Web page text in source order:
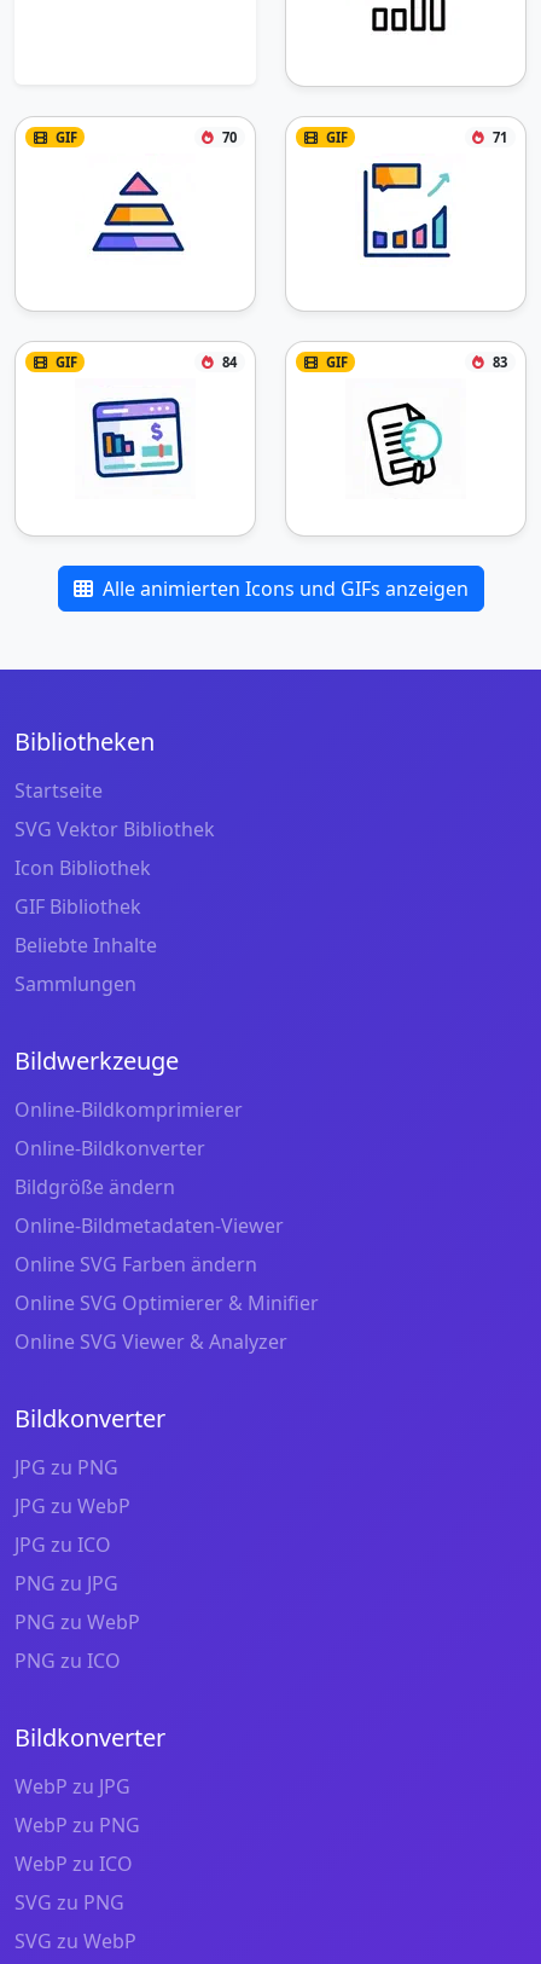
GIF 70 GIF 71
GIF 84 GIF 83
Alle animierten Icons und GIFs anzeigen
Bibliotheken
Startseite
SVG Vektor Bibliothek
Icon Bibliothek
GIF Bibliothek
Beliebte Inhalte
Sammlungen
Bildwerkzeuge
Online-Bildkomprimierer
Online-Bildkonverter
Bildgröße ändern
Online-Bildmetadaten-Viewer
Online SVG Farben ändern
Online SVG Optimierer & Minifier
Online SVG Viewer & Analyzer
Bildkonverter
JPG zu PNG
JPG zu WebP
JPG zu ICO
PNG zu JPG
PNG zu WebP
PNG zu ICO
Bildkonverter
WebP zu JPG
WebP zu PNG
WebP zu ICO
SVG zu PNG
SVG zu WebP